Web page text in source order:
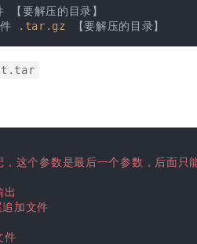
.tar .gz 【要解压的目录】
这个参数是最后一个参数，后面只
出
加文件
件